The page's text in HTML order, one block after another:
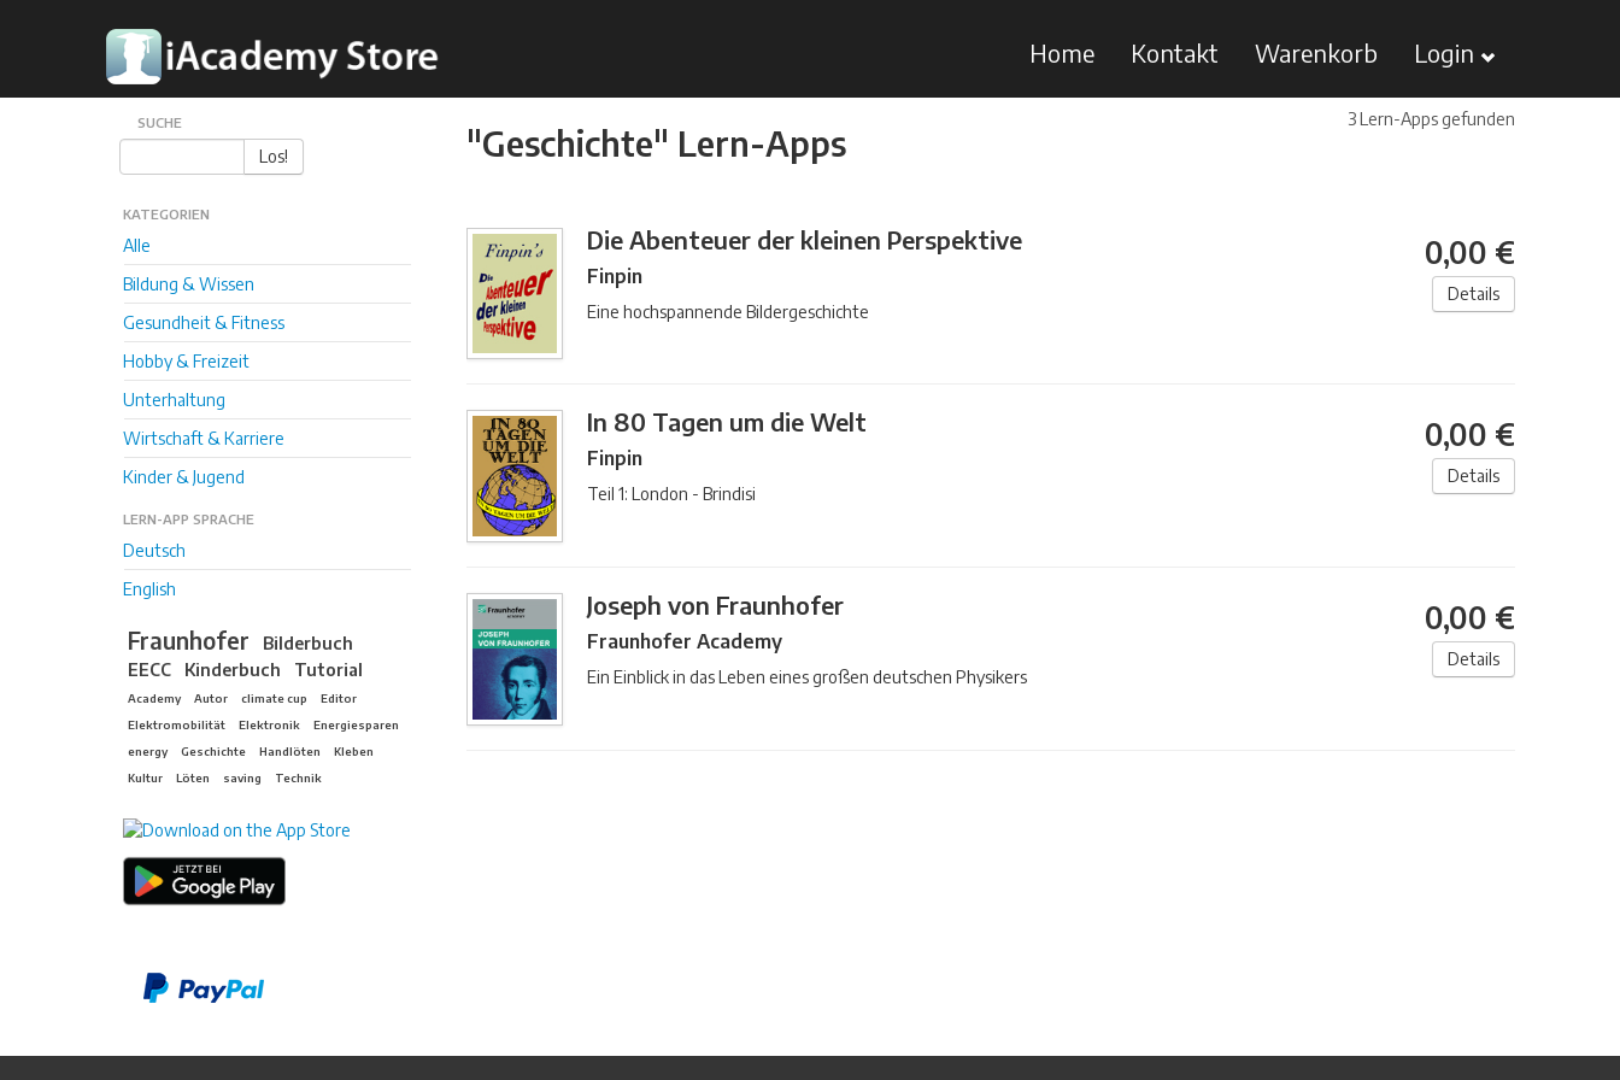
Home Kontakt Warenkorb Login
SUCHE
Los!
KATEGORIEN
Alle
Bildung & Wissen
Gesundheit & Fitness
Hobby & Freizeit
Unterhaltung
Wirtschaft & Karriere
Kinder & Jugend
LERN-APP SPRACHE
Deutsch
English
Fraunhofer
Bilderbuch
EECC
Kinderbuch Tutorial
Academy Autor climate cup
Editor
Elektromobilität
Elektronik
Energiesparen
energy
Geschichte Handlöten
Kleben
Kultur
Löten saving Technik
3 Lern-Apps gefunden
"Geschichte" Lern-Apps
Die Abenteuer der kleinen Perspektive
Finpin
Eine hochspannende Bildergeschichte
0,00 €
Details
In 80 Tagen um die Welt
Finpin
Teil 1: London - Brindisi
0,00 €
Details
Joseph von Fraunhofer
Fraunhofer Academy
Ein Einblick in das Leben eines großen deutschen Physikers
0,00 €
Details